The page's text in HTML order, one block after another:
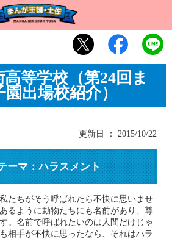
等学校（第24回ま
出場校紹介）
更新日 ： 2015/10/22
マ：ハラスメント
たちがそう呼ばれたら不快に思いませ
るように動物たちにも名前があり、尊
。名前で呼ばれたいのは人間だけじゃ
相手が不快に思ったなら、それはハラ